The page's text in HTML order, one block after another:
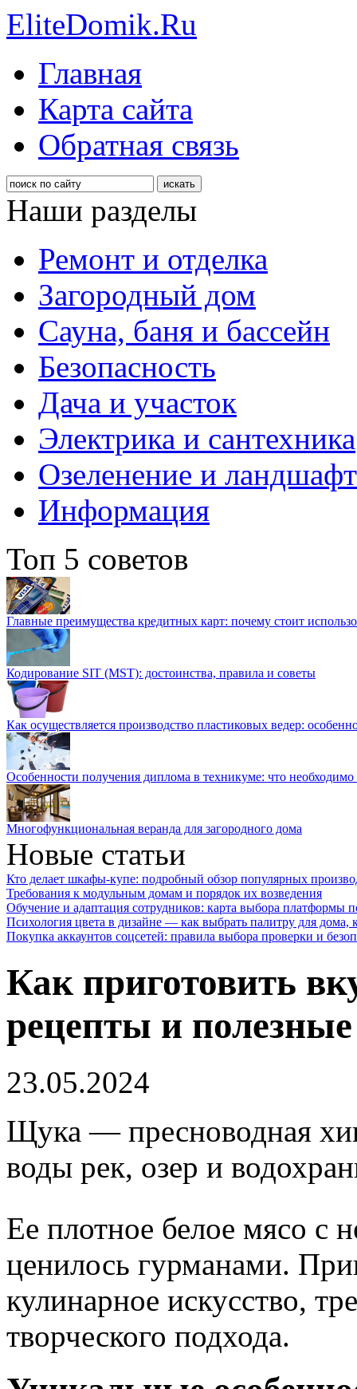
EliteDomik.Ru
Главная
Карта сайта
Обратная связь
Наши разделы
Ремонт и отделка
Загородный дом
Сауна, баня и бассейн
Безопасность
Дача и участок
Электрика и сантехника
Озеленение и
Информация
Топ 5 советов
Главные преимущества кредитных карт: почему стоит
Кодирование SIT (MST): достоинства, правила и советы
Как осуществляется производство пластиковых ведер:
Особенности получения диплома в техникуме: что необходимо
Многофункциональная веранда для загородного дома
Новые статьи
Кто делает шкафы-купе: подробный обзор популярных
Требования к модульным домам и порядок их возведения
Обучение и адаптация сотрудников: карта выбора платформы
Психология цвета в дизайне — как выбрать палитру для дома,
Покупка аккаунтов соцсетей: правила выбора проверки и
Как приготовить
рецепты и
23.05.2024
Щука — пресноводная
воды рек, озер и
Ее плотное белое мясо с
ценилось гурманами.
кулинарное искусство,
творческого подхода.